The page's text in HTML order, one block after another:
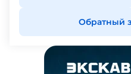
Обратный